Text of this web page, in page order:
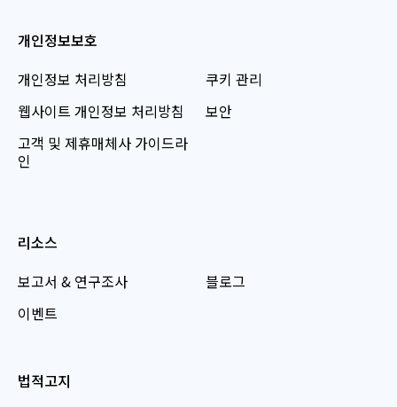
개인정보보호
개인정보 처리방침
웹사이트 개인정보 처리방침
고객 및 제휴매체사 가이드라
인
쿠키 관리
보안
리소스
보고서 & 연구조사
이벤트
블로그
법적고지